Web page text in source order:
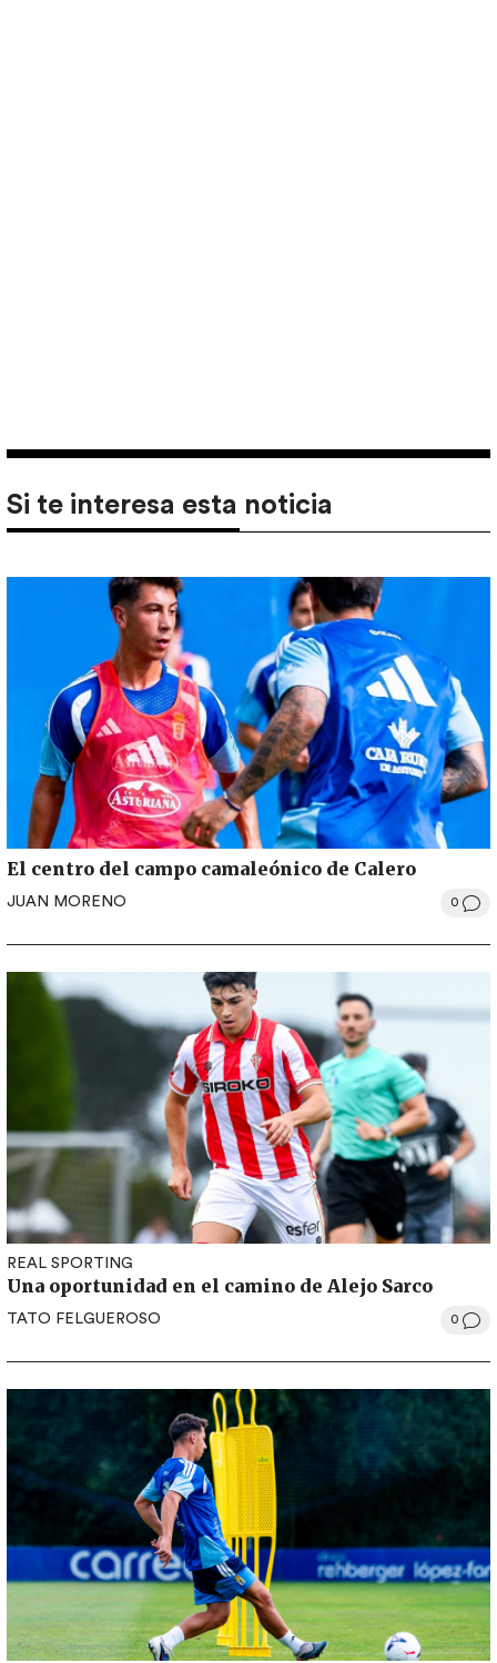
Si te interesa esta noticia
El centro del campo camaleónico de Calero
JUAN MORENO 0
REAL SPORTING
Una oportunidad en el camino de Alejo Sarco
TATO FELGUEROSO 0